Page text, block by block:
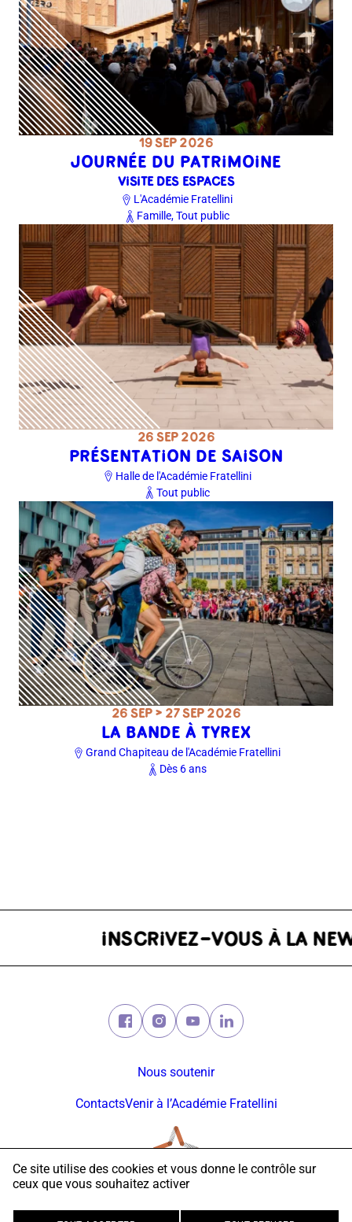
19 SEP 2026
JOURNÉE DU PATRIMOINE
VISITE DES ESPACES
L'Académie Fratellini
Famille, Tout public
26 SEP 2026
PRÉSENTATION DE SAISON
Halle de l'Académie Fratellini
Tout public
26 SEP > 27 SEP 2026
LA BANDE À TYREX
Grand Chapiteau de l'Académie Fratellini
Dès 6 ans
Facebook (nouvelle fenêtre)
Instagram (nouvelle fenêtre)
Youtube (nouvelle fenêtre)
Linkedin (nouvelle
Nous soutenir
ContactsVenir à l’Académie Fratellini
Accessibilité
Ce site utilise des cookies et vous donne le contrôle sur
ceux que vous souhaitez activer